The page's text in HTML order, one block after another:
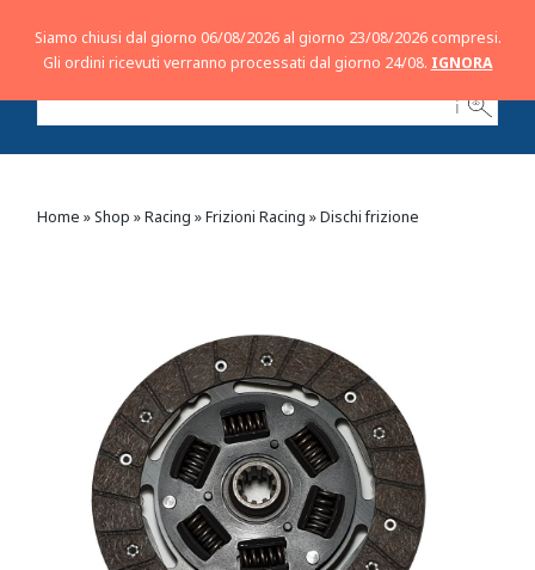
ℹ
Home »Shop »Racing »Frizioni Racing »Dischi frizione
Siamo chiusi dal giorno 06/08/2026 al giorno 23/08/2026 compresi.
Gli ordini ricevuti verranno processati dal giorno 24/08. IGNORA